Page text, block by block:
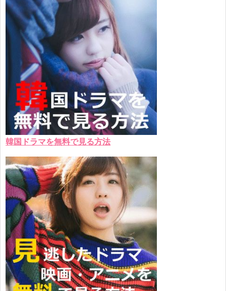
韓国ドラマを無料で見る方法